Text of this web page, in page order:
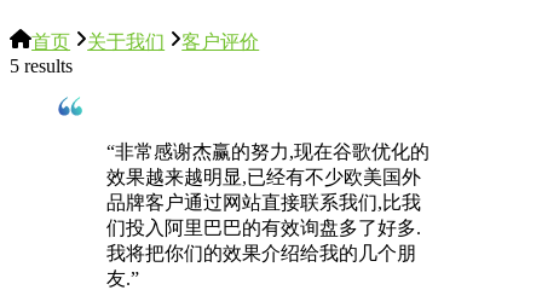
首页 关于我们
客户评价
5 results
“非常感谢杰赢的努力,现在谷歌优化的
效果越来越明显,已经有不少欧美国外
品牌客户通过网站直接联系我们,比我
们投入阿里巴巴的有效询盘多了好多.
我将把你们的效果介绍给我的几个朋
友.”